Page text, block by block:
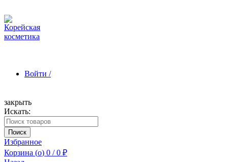
Войти /
Зарегистрироваться
закрыть
Искать:
Поиск
Избранное
Корзина (o) 0 / 0 ₽